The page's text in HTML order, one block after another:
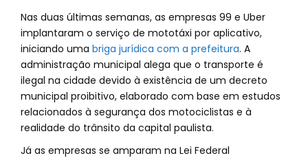
Nas duas últimas semanas, as empresas 99 e Uber
implantaram o serviço de mototáxi por aplicativo,
iniciando uma briga jurídica com a prefeitura. A
administração municipal alega que o transporte é
ilegal na cidade devido à existência de um decreto
municipal proibitivo, elaborado com base em estudos
relacionados à segurança dos motociclistas e à
realidade do trânsito da capital paulista.
Já as empresas se amparam na Lei Federal